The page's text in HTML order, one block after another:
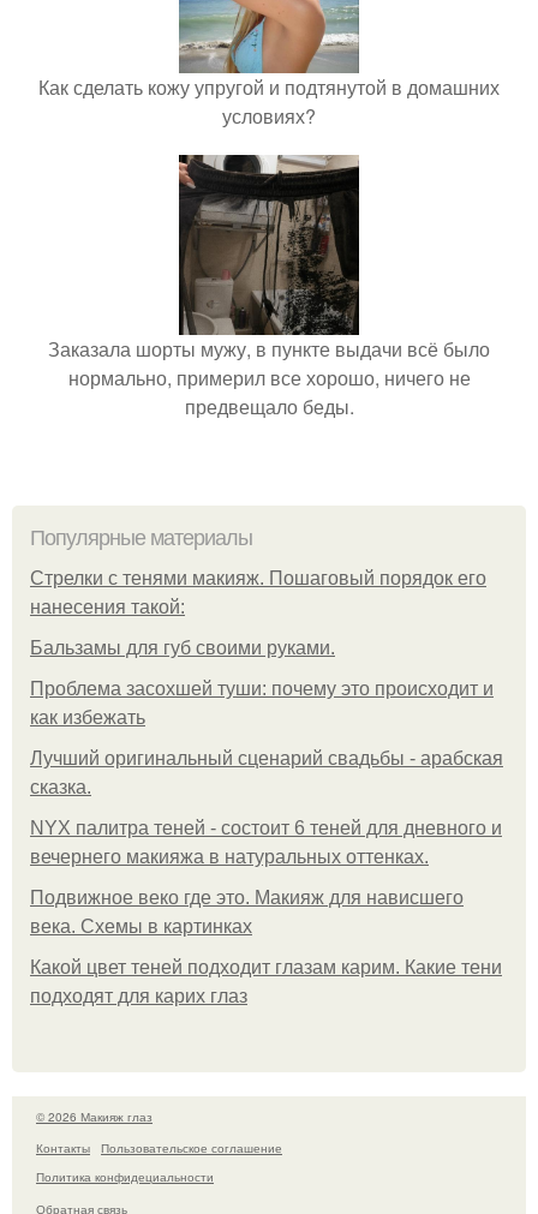
Как сделать кожу упругой и подтянутой в домашних
условиях?
Заказала шорты мужу, в пункте выдачи всё было
нормально, примерил все хорошо, ничего не
предвещало беды.
Популярные материалы
Стрелки с тенями макияж. Пошаговый порядок его
нанесения такой:
Бальзамы для губ своими руками.
Проблема засохшей туши: почему это происходит и
как избежать
Лучший оригинальный сценарий свадьбы - арабская
сказка.
NYX палитра теней - состоит 6 теней для дневного и
вечернего макияжа в натуральных оттенках.
Подвижное веко где это. Макияж для нависшего
века. Схемы в картинках
Какой цвет теней подходит глазам карим. Какие тени
подходят для карих глаз
© 2026 Макияж глаз
Контакты
Пользовательское соглашение
Политика конфидециальности
Обратная связь